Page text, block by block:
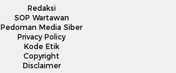
Redaksi
SOP Wartawan
Pedoman Media Siber
Privacy Policy
Kode Etik
Copyright
Disclaimer